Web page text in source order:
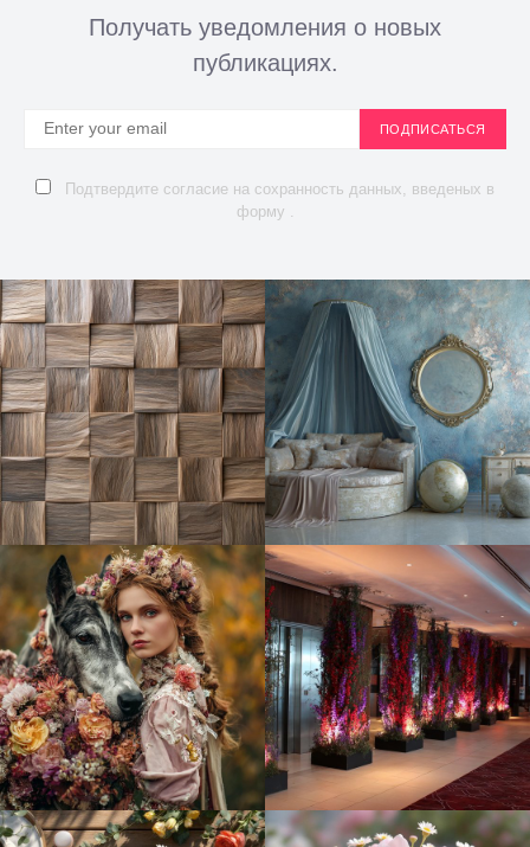
Получать уведомления о новых
публикациях.
ПОДПИСАТЬСЯ
Подтвердите согласие на сохранность данных, введеных в
форму .